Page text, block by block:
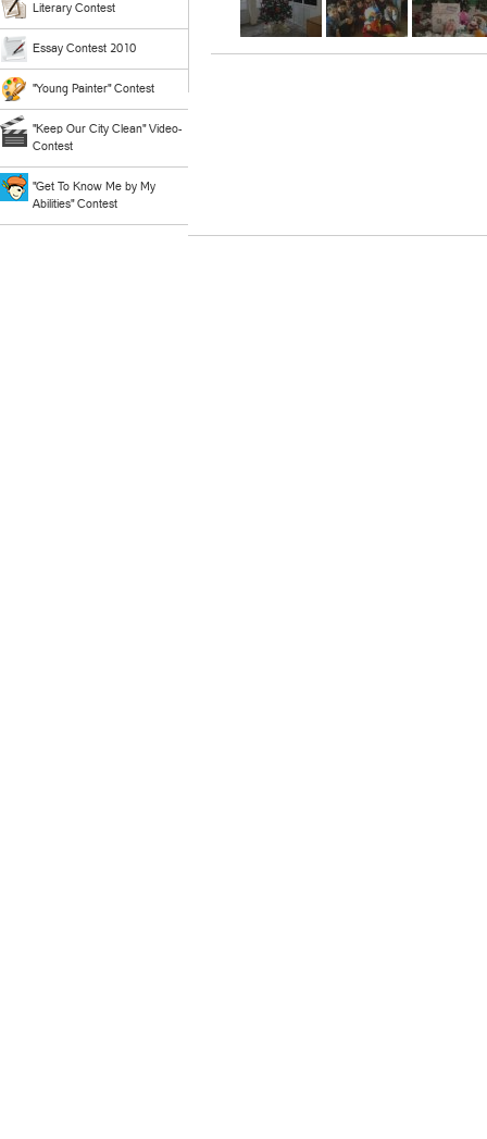
Literary Contest
Essay Contest 2010
"Young Painter" Contest
"Keep Our City Clean" Video-
Contest
"Get To Know Me by My
Abilities" Contest